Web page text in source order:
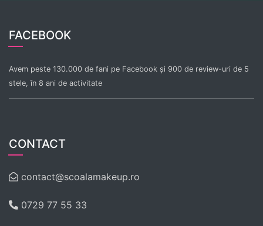
FACEBOOK
Avem peste 130.000 de fani pe Facebook și 900 de review-uri de 5
stele, în 8 ani de activitate
CONTACT
contact@scoalamakeup.ro
0729 77 55 33